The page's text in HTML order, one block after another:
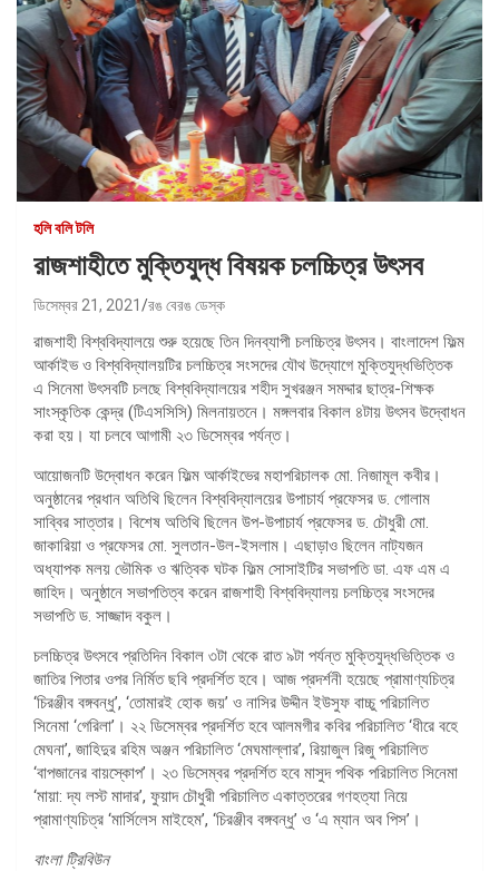
হলি বলি টলি
রাজশাহীতে মুক্তিযুদ্ধ বিষয়ক চলচ্চিত্র উৎসব
ডিসেম্বর 21, 2021 রঙ বেরঙ ডেস্ক
রাজশাহী বিশ্ববিদ্যালয়ে শুরু হয়েছে তিন দিনব্যাপী চলচ্চিত্র উৎসব। বাংলাদেশ ফিল্ম
আর্কাইভ ও বিশ্ববিদ্যালয়টির চলচ্চিত্র সংসদের যৌথ উদ্যোগে মুক্তিযুদ্ধভিত্তিক
এ সিনেমা উৎসবটি চলছে বিশ্ববিদ্যালয়ের শহীদ সুখরঞ্জন সমদ্দার ছাত্র-শিক্ষক
সাংস্কৃতিক কেন্দ্র (টিএসসিসি) মিলনায়তনে। মঙ্গলবার বিকাল ৪টায় উৎসব উদ্বোধন
করা হয়। যা চলবে আগামী ২৩ ডিসেম্বর পর্যন্ত।
আয়োজনটি উদ্বোধন করেন ফিল্ম আর্কাইভের মহাপরিচালক মো. নিজামূল কবীর।
অনুষ্ঠানের প্রধান অতিথি ছিলেন বিশ্ববিদ্যালয়ের উপাচার্য প্রফেসর ড. গোলাম
সাব্বির সাত্তার। বিশেষ অতিথি ছিলেন উপ-উপাচার্য প্রফেসর ড. চৌধুরী মো.
জাকারিয়া ও প্রফেসর মো. সুলতান-উল-ইসলাম। এছাড়াও ছিলেন নাট্যজন
অধ্যাপক মলয় ভৌমিক ও ঋত্বিক ঘটক ফিল্ম সোসাইটির সভাপতি ডা. এফ এম এ
জাহিদ। অনুষ্ঠানে সভাপতিত্ব করেন রাজশাহী বিশ্ববিদ্যালয় চলচ্চিত্র সংসদের
সভাপতি ড. সাজ্জাদ বকুল।
চলচ্চিত্র উৎসবে প্রতিদিন বিকাল ৩টা থেকে রাত ৯টা পর্যন্ত মুক্তিযুদ্ধভিত্তিক ও
জাতির পিতার ওপর নির্মিত ছবি প্রদর্শিত হবে। আজ প্রদর্শনী হয়েছে প্রামাণ্যচিত্র
‘চিরঞ্জীব বঙ্গবন্ধু’, ‘তোমারই হোক জয়’ ও নাসির উদ্দীন ইউসুফ বাচ্চু পরিচালিত
সিনেমা ‘গেরিলা’। ২২ ডিসেম্বর প্রদর্শিত হবে আলমগীর কবির পরিচালিত ‘ধীরে বহে
মেঘনা’, জাহিদুর রহিম অঞ্জন পরিচালিত ‘মেঘমাল্লার’, রিয়াজুল রিজু পরিচালিত
‘বাপজানের বায়স্কোপ’। ২৩ ডিসেম্বর প্রদর্শিত হবে মাসুদ পথিক পরিচালিত সিনেমা
‘মায়া: দ্য লস্ট মাদার’, ফুয়াদ চৌধুরী পরিচালিত একাত্তরের গণহত্যা নিয়ে
প্রামাণ্যচিত্র ‘মার্সিলেস মাইহেম’, ‘চিরঞ্জীব বঙ্গবন্ধু’ ও ‘এ ম্যান অব পিস’।
বাংলা ট্রিবিউন